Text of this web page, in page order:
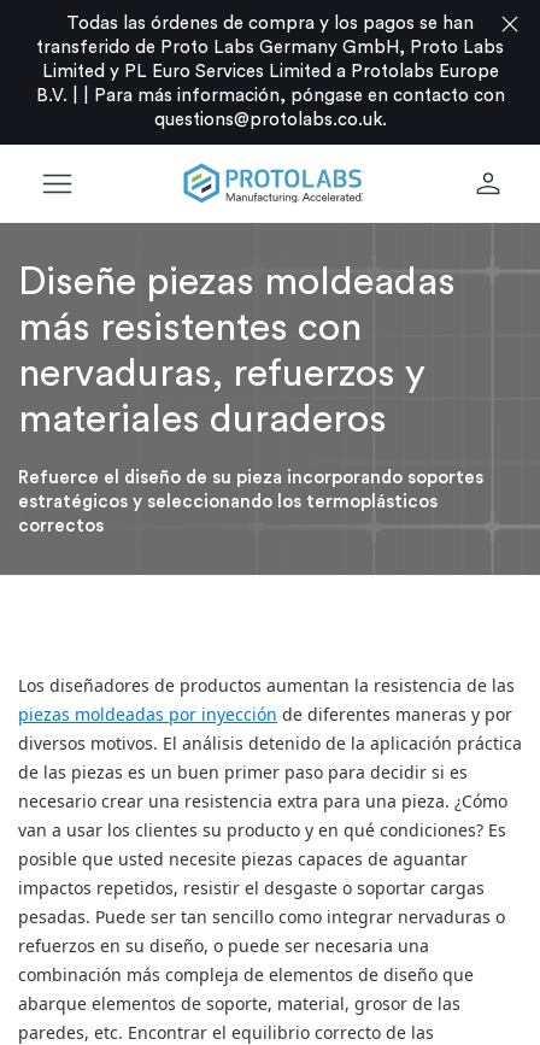
Todas las órdenes de compra y los pagos se han
transferido de Proto Labs Germany GmbH, Proto Labs
Limited y PL Euro Services Limited a Protolabs Europe
B.V. |
Para más información, póngase en contacto con
questions@protolabs.co.uk.
close
menu person
Diseñe piezas moldeadas
más resistentes con
nervaduras, refuerzos y
materiales duraderos
Refuerce el diseño de su pieza incorporando soportes
estratégicos y seleccionando los termoplásticos
correctos
Los diseñadores de productos aumentan la resistencia de las
piezas moldeadas por inyección de diferentes maneras y por
diversos motivos. El análisis detenido de la aplicación práctica
de las piezas es un buen primer paso para decidir si es
necesario crear una resistencia extra para una pieza. ¿Cómo
van a usar los clientes su producto y en qué condiciones? Es
posible que usted necesite piezas capaces de aguantar
impactos repetidos, resistir el desgaste o soportar cargas
pesadas. Puede ser tan sencillo como integrar nervaduras o
refuerzos en su diseño, o puede ser necesaria una
combinación más compleja de elementos de diseño que
abarque elementos de soporte, material, grosor de las
paredes, etc. Encontrar el equilibrio correcto de las